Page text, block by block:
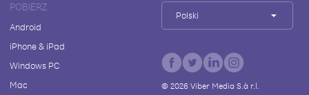
POBIERZ
Android
iPhone & iPad
Windows PC
Mac
Polski
© 2026Viber Media S.à r.l.